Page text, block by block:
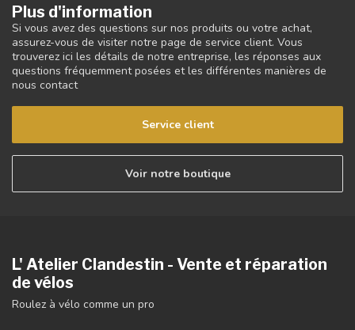
Plus d'information
Si vous avez des questions sur nos produits ou votre achat,
assurez-vous de visiter notre page de service client. Vous
trouverez ici les détails de notre entreprise, les réponses aux
questions fréquemment posées et les différentes manières de
nous contact
Service client
Voir notre boutique
L' Atelier Clandestin - Vente et réparation
de vélos
Roulez à vélo comme un pro